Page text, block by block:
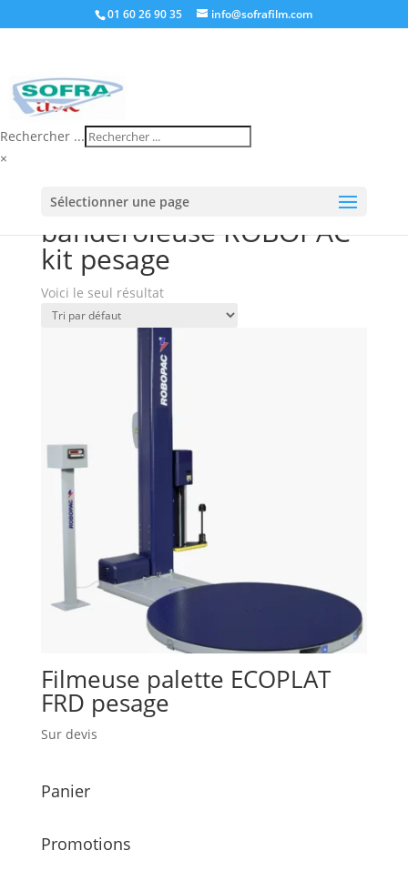
01 60 26 90 35 info@sofrafilm.com
Rechercher ...
×
Sélectionner une page
“banderoleuse ROBOPAC kit pesage”
banderoleuse ROBOPAC
kit pesage
Voici le seul résultat
Filmeuse palette ECOPLAT
FRD pesage
Sur devis
Panier
Promotions